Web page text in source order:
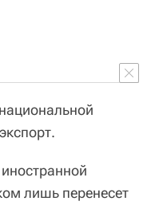
лишь перенесет